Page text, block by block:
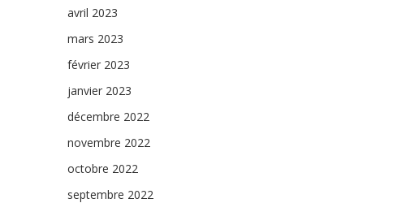
avril 2023
mars 2023
février 2023
janvier 2023
décembre 2022
novembre 2022
octobre 2022
septembre 2022